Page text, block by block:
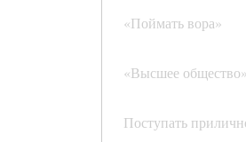
«Поймать вора»
«Высшее общество»
Поступать